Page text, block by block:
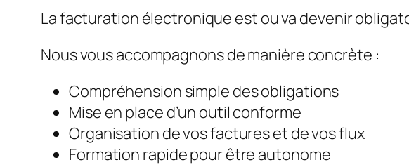
La facturation électronique est ou va devenir
Nous vous accompagnons de manière concrète :
Compréhension simple des obligations
Mise en place d’un outil conforme
Organisation de vos factures et de vos flux
Formation rapide pour être autonome